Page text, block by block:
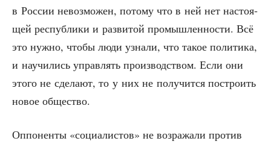
в Рос­сии невоз­мо­жен, пото­му что в ней нет насто­я­
щей рес­пуб­ли­ки и раз­ви­той про­мыш­лен­но­сти. Всё
это нуж­но, что­бы люди узна­ли, что такое поли­ти­ка,
и научи­лись управ­лять про­из­вод­ством. Если они
это­го не сде­ла­ют, то у них не полу­чит­ся постро­ить
новое общество.
Оппо­нен­ты «соци­а­ли­стов» не воз­ра­жа­ли про­тив